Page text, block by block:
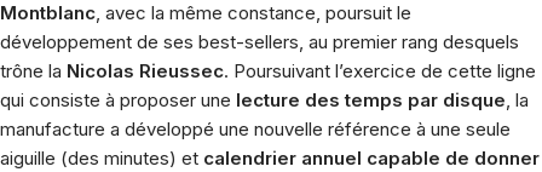
Montblanc, avec la même constance, poursuit le
développement de ses best-sellers, au premier rang desquels
trône la Nicolas Rieussec. Poursuivant l’exercice de cette ligne
qui consiste à proposer une lecture des temps par disque, la
manufacture a développé une nouvelle référence à une seule
aiguille (des minutes) et calendrier annuel capable de donner